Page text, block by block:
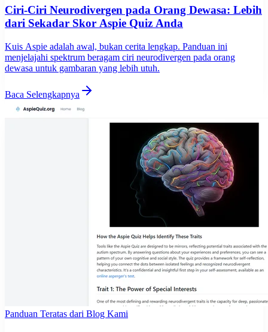
Ciri-Ciri Neurodivergen pada Orang Dewasa: Lebih
dari Sekadar Skor Aspie Quiz Anda
Kuis Aspie adalah awal, bukan cerita lengkap. Panduan ini
menjelajahi spektrum beragam ciri neurodivergen pada orang
dewasa untuk gambaran yang lebih utuh.
Baca Selengkapnya
Panduan Teratas dari Blog Kami